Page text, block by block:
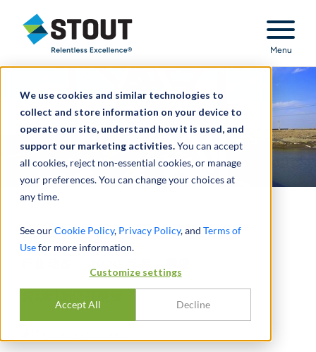
We use cookies and similar technologies to
collect and store information on your device to
operate our site, understand how it is used, and
support our marketing activities.You can accept
all cookies, reject non-essential cookies, or manage
your preferences. You can change your choices at
any time.
See ourCookie Policy, Privacy Policy, and Terms of
Usefor more information.
Customize settings
Accept All Decline
Stout Relentless Excellence
Menu
能源